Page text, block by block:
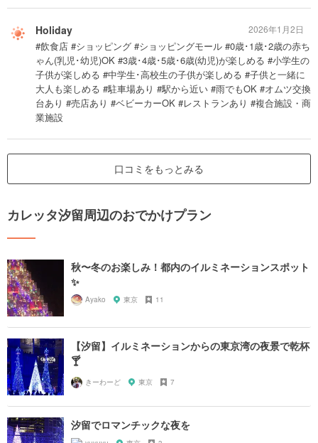
Holiday
#飲食店 #ショッピング #ショッピングモール #0歳･1歳･2歳の赤ち
ゃん(乳児･幼児)OK #3歳･4歳･5歳･6歳(幼児)が楽しめる #小学生の
子供が楽しめる #中学生･高校生の子供が楽しめる #子供と一緒に
大人も楽しめる #駐車場あり #駅から近い #雨でもOK #オムツ交換
台あり #売店あり #ベビーカーOK #レストランあり #複合施設・商
業施設
2026年1月2日
口コミをもっとみる
カレッタ汐留周辺のおでかけプラン
秋〜冬のお楽しみ！都内のイルミネーションスポット
✨
Ayako 東京 11
【汐留】イルミネーションからの東京湾の夜景で乾杯
🍸
きーわーど 東京 7
汐留でロマンチックな夜を